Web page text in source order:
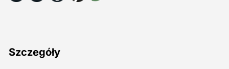
Szczegóły